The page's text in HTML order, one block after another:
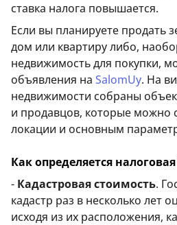
ставка налога повышается.
Если вы планируете продать
дом или квартиру либо,
недвижимость для покупки,
объявления на SalomUy. На
недвижимости собраны
и продавцов, которые можно
локации и основным
Как определяется
- Кадастровая стоимость.
кадастр раз в несколько лет
исходя из их расположения,